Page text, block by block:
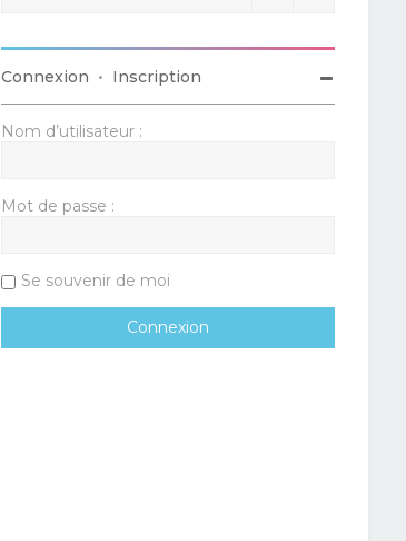
Connexion • Inscription
Nom d’utilisateur :
Mot de passe :
Se souvenir de moi